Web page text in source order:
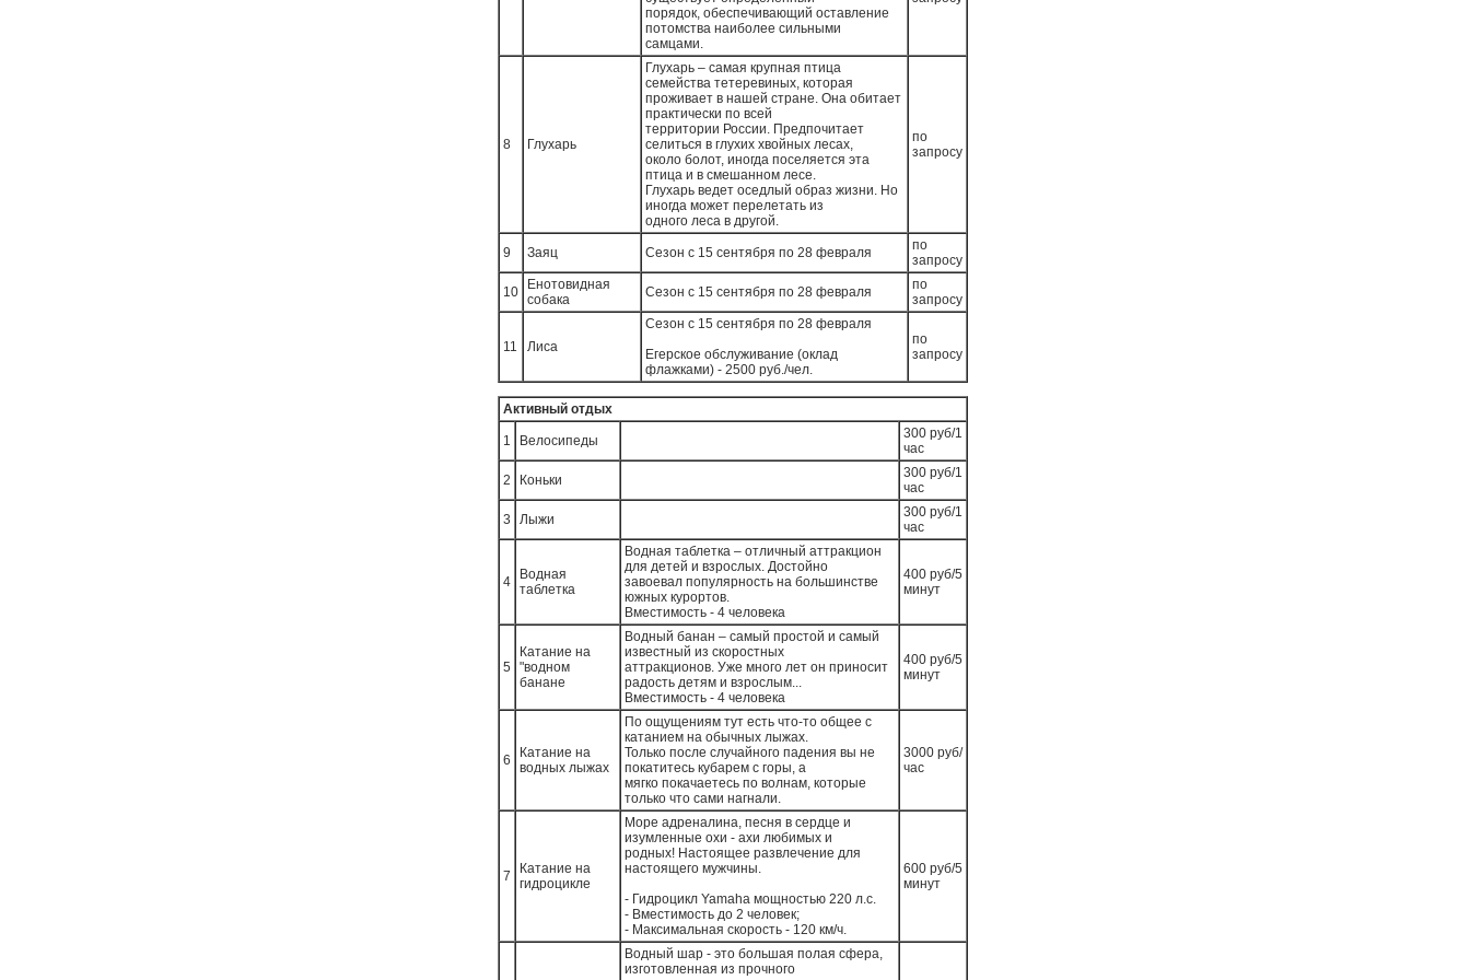
порядок, обеспечивающий оставление
потомства наиболее сильными
самцами.
8 Глухарь
Глухарь – самая крупная птица
семейства тетеревиных, которая
проживает в нашей стране. Она обитает
практически по всей
территории России. Предпочитает
селиться в глухих хвойных лесах,
около болот, иногда поселяется эта
птица и в смешанном лесе.
Глухарь ведет оседлый образ жизни. Но
иногда может перелетать из
одного леса в другой.
по
запросу
9 Заяц Сезон с 15 сентября по 28 февраля
по
запросу
10
Енотовидная
собака
Сезон с 15 сентября по 28 февраля
по
запросу
11 Лиса
Сезон с 15 сентября по 28 февраля
Егерское обслуживание (оклад
флажками) - 2500 руб./чел.
по
запросу
Активный отдых
1 Велосипеды
300 руб/1
час
2 Коньки
300 руб/1
час
3 Лыжи
300 руб/1
час
4
Водная
таблетка
Водная таблетка – отличный аттракцион
для детей и взрослых. Достойно
завоевал популярность на большинстве
южных курортов.
Вместимость - 4 человека
400 руб/5
минут
5
Катание на
"водном
банане
Водный банан – самый простой и самый
известный из скоростных
аттракционов. Уже много лет он приносит
радость детям и взрослым...
Вместимость - 4 человека
400 руб/5
минут
6
Катание на
водных лыжах
По ощущениям тут есть что-то общее с
катанием на обычных лыжах.
Только после случайного падения вы не
покатитесь кубарем с горы, а
мягко покачаетесь по волнам, которые
только что сами нагнали.
3000 руб/
час
7
Катание на
гидроцикле
Море адреналина, песня в сердце и
изумленные охи - ахи любимых и
родных! Настоящее развлечение для
настоящего мужчины.
- Гидроцикл Yamaha мощностью 220 л.с.
- Вместимость до 2 человек;
- Максимальная скорость - 120 км/ч.
600 руб/5
минут
Водный шар - это большая полая сфера,
изготовленная из прочного